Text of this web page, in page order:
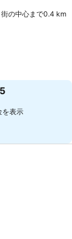
の中心まで0.4 km
を表示